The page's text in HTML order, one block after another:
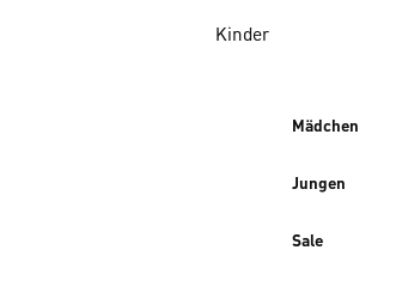
Kinder
Mädchen
Jungen
Sale